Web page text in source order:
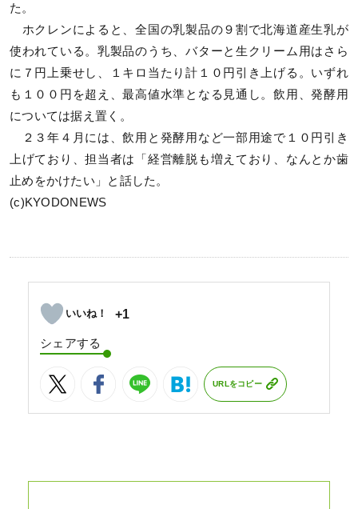
た。
ホクレンによると、全国の乳製品の９割で北海道産生乳が
使われている。乳製品のうち、バターと生クリーム用はさら
に７円上乗せし、１キロ当たり計１０円引き上げる。いずれ
も１００円を超え、最高値水準となる見通し。飲用、発酵用
については据え置く。
２３年４月には、飲用と発酵用など一部用途で１０円引き
上げており、担当者は「経営離脱も増えており、なんとか歯
止めをかけたい」と話した。
(c)KYODONEWS
+1
シェアする
URLをコピー